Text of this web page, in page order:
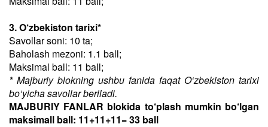
3. O‘zbekiston tarixi*
Savollar soni: 10 ta;
Baholash mezoni: 1.1 ball;
Maksimal ball: 11 ball;
* Majburiy blokning ushbu fanida faqat O‘zbekiston tarixi
bo‘yicha savollar beriladi.
MAJBURIY FANLAR blokida to‘plash mumkin bo‘lgan
maksimall ball: 11+11+11= 33 ball